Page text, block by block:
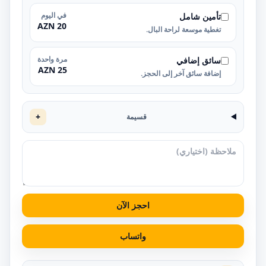
تأمين شامل
تغطية موسعة لراحة البال.
في اليوم
20 AZN
سائق إضافي
إضافة سائق آخر إلى الحجز.
مرة واحدة
25 AZN
قسيمة +
احجز الآن
واتساب